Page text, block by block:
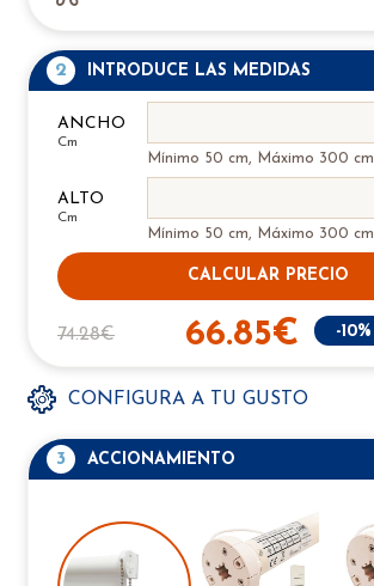
2 INTRODUCE LAS MEDIDAS
ANCHO
Cm
Mínimo 50 cm, Máximo 300 cm
ALTO
Cm
Mínimo 50 cm, Máximo 300 cm
CALCULAR PRECIO
74.28€ 66.85€ -10%
CONFIGURA A TU GUSTO
3 ACCIONAMIENTO